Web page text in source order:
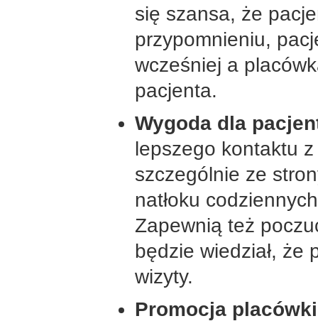
się szansa, że
przypomnieniu,
wcześniej a
pacjenta.
Wygoda dla
lepszego kontaktu
szczególnie ze
natłoku
Zapewnią też
będzie wiedział, że
wizyty.
Promocja placówki